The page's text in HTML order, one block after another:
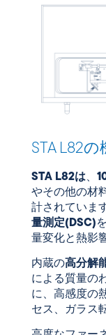
STA L82
STA L82は、
やその他の材
計されていま
量測定(DSC)
量変化と熱影
内蔵の高分解
による質量の
に、高感度の
セス、ガラス